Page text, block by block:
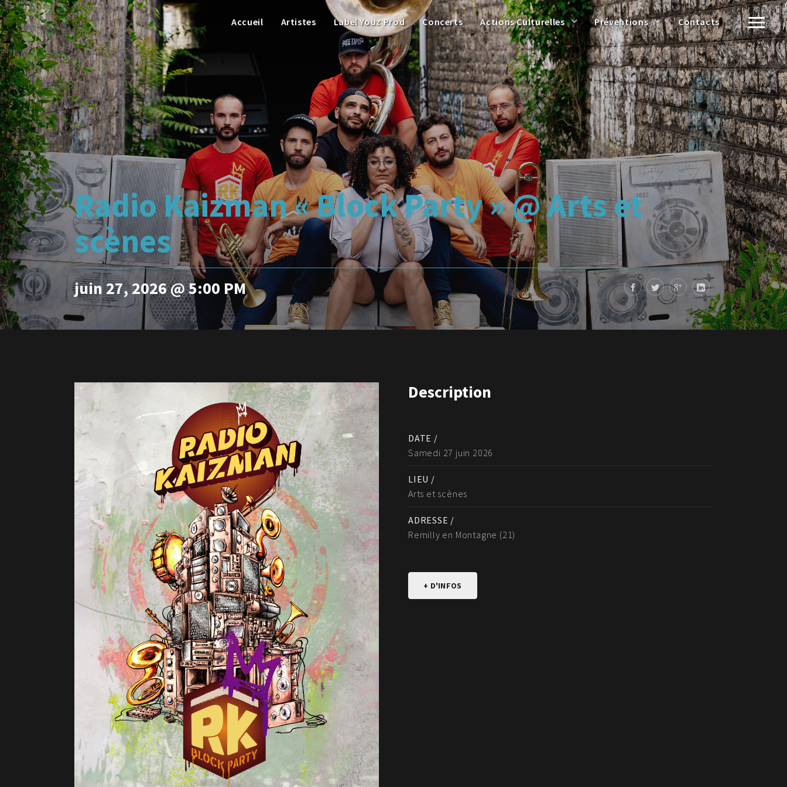
Accueil Artistes Label Youz Prod Concerts Actions Culturelles Préventions Contacts
Radio Kaizman « Block Party » @ Arts et
scènes
juin 27, 2026 @ 5:00 PM
Description
DATE /
Samedi 27 juin 2026
LIEU /
Arts et scènes
ADRESSE /
Remilly en Montagne (21)
+ D'INFOS